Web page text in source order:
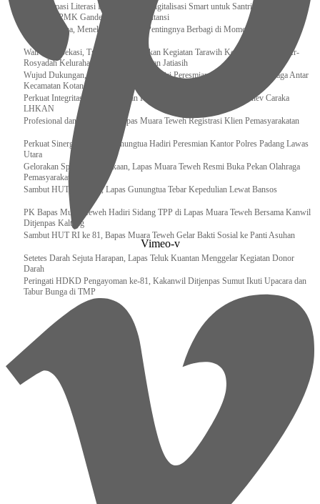
Transformasi Literasi Keuangan dan Digitalisasi Smart untuk Santri Produktif
Kemenko PMK Gandeng Beberapa Intansi
Peduli Sesama, Menekraf Tekankan Pentingnya Berbagi di Momen Ramadan
Wali Kota Bekasi, Tri Adhianto Lakukan Kegiatan Tarawih Keliling di Masjid Ar-
Rosyadah Kelurahan Jatirasa Kecamatan Jatiasih
Wujud Dukungan, Lapas Kotanopan Hadiri Peresmian Pertandingan Olahraga Antar
Kecamatan Kotanopan
Perkuat Integritas Pegawai, Rutan Rantau Ikuti Sosialisasi serta Monev Caraka
LHKAN
‎Profesional dan Akuntabel, Bapas Muara Teweh Registrasi Klien Pemasyarakatan
Perkuat Sinergi, Kalapas Gunungtua Hadiri Peresmian Kantor Polres Padang Lawas
Utara
Gelorakan Spirit Kemerdekaan, Lapas Muara Teweh Resmi Buka Pekan Olahraga
Pemasyarakatan
Sambut HUT RI ke-81, Lapas Gunungtua Tebar Kepedulian Lewat Bansos
‎PK Bapas Muara Teweh Hadiri Sidang TPP di Lapas Muara Teweh Bersama Kanwil
Ditjenpas Kalteng
‎Sambut HUT RI ke 81, Bapas Muara Teweh Gelar Bakti Sosial ke Panti Asuhan
Setetes Darah Sejuta Harapan, Lapas Teluk Kuantan Menggelar Kegiatan Donor
Darah
Peringati HDKD Pengayoman ke-81, Kakanwil Ditjenpas Sumut Ikuti Upacara dan
Tabur Bunga di TMP
Vimeo-v